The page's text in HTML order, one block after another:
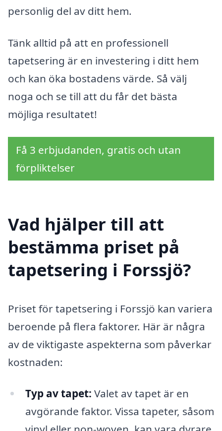
personlig del av ditt hem.
Tänk alltid på att en professionell
tapetsering är en investering i ditt hem
och kan öka bostadens värde. Så välj
noga och se till att du får det bästa
möjliga resultatet!
Få 3 erbjudanden, gratis och utan
förpliktelser
Vad hjälper till att
bestämma priset på
tapetsering i Forssjö?
Priset för tapetsering i Forssjö kan variera
beroende på flera faktorer. Här är några
av de viktigaste aspekterna som påverkar
kostnaden:
Typ av tapet: Valet av tapet är en
avgörande faktor. Vissa tapeter, såsom